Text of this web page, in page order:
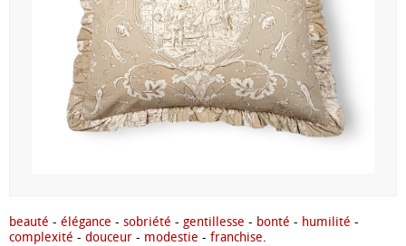
beauté - élégance - sobriété - gentillesse - bonté - humilité -
complexité - douceur - modestie - franchise.